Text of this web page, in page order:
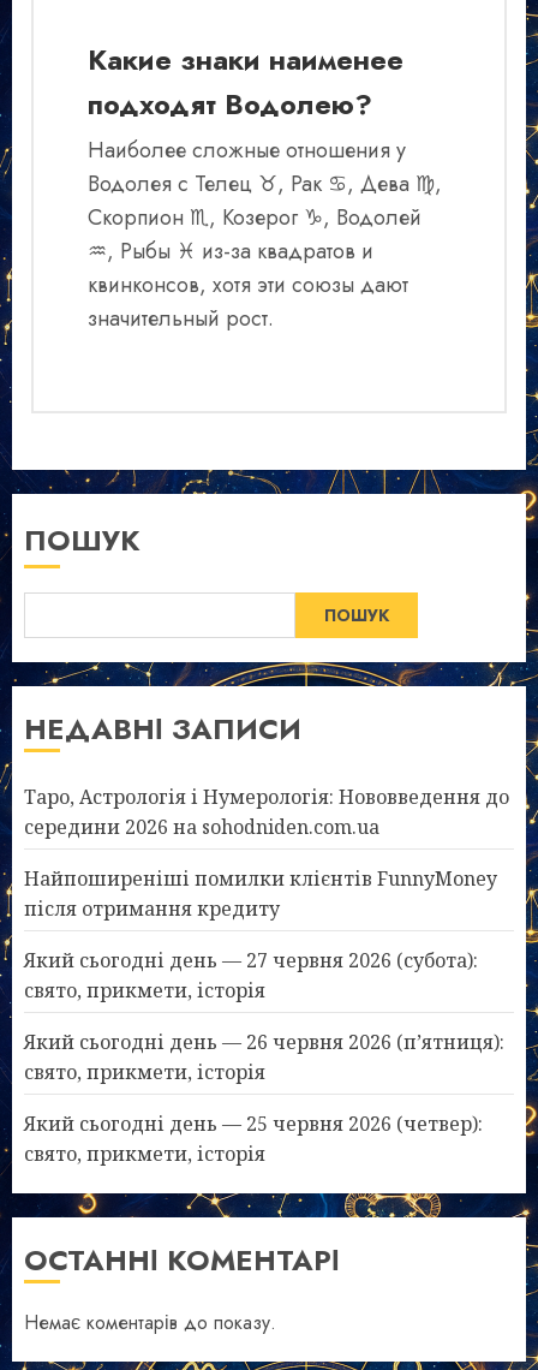
Какие знаки наименее
подходят Водолею?
Наиболее сложные отношения у
Водолея с Телец ♉, Рак ♋, Дева ♍,
Скорпион ♏, Козерог ♑, Водолей
♒, Рыбы ♓ из-за квадратов и
квинконсов, хотя эти союзы дают
значительный рост.
ПОШУК
ПОШУК
НЕДАВНІ ЗАПИСИ
Таро, Астрологія і Нумерологія: Нововведення до
середини 2026 на sohodniden.com.ua
Найпоширеніші помилки клієнтів FunnyMoney
після отримання кредиту
Який сьогодні день — 27 червня 2026 (субота):
свято, прикмети, історія
Який сьогодні день — 26 червня 2026 (п’ятниця):
свято, прикмети, історія
Який сьогодні день — 25 червня 2026 (четвер):
свято, прикмети, історія
ОСТАННІ КОМЕНТАРІ
Немає коментарів до показу.